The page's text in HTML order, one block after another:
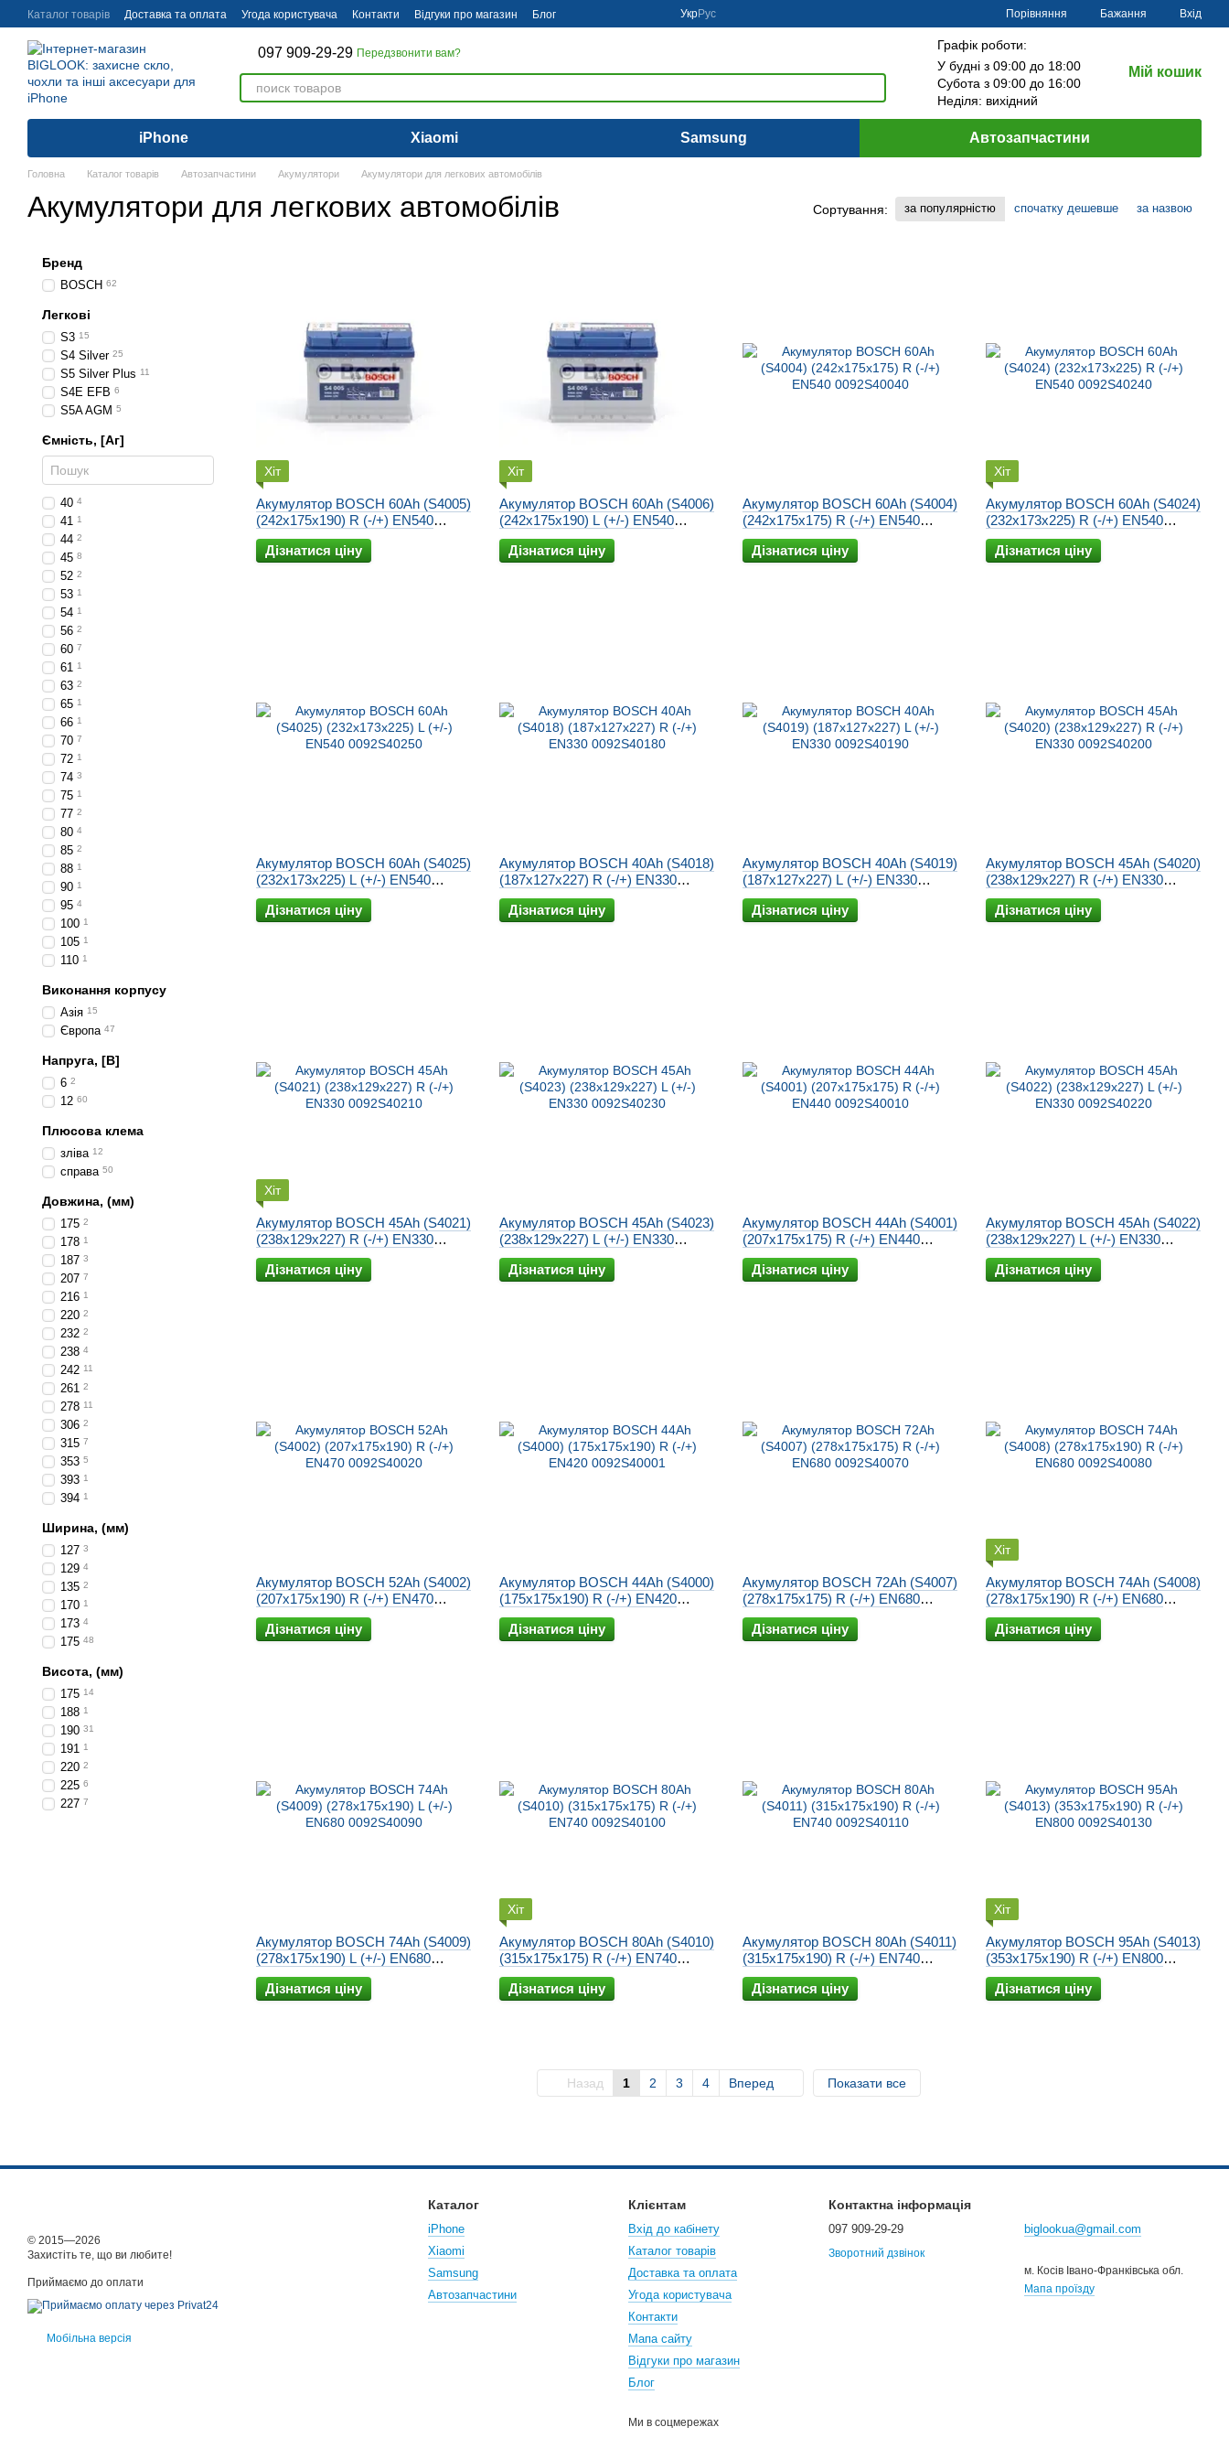
Перейти до основного контенту
Каталог товарів Доставка та оплата Угода користувача Контакти Відгуки про магазин Блог УкрРус Порівняння Бажання Вхід
097 909-29-29 Передзвонити вам?
Графік роботи:
У будні з 09:00 до 18:00
Субота з 09:00 до 16:00
Неділя: вихідний
Мій кошик
iPhone Xiaomi Samsung Автозапчастини
Головна Каталог товарів Автозапчастини Акумулятори Акумулятори для легкових автомобілів
Акумулятори для легкових автомобілів Сортування: за популярністю спочатку дешевше за назвою
Хіт
Акумулятор BOSCH 60Ah (S4005)
(242x175x190) R (-/+) EN540
0092S40050
Дізнатися ціну
Хіт
Акумулятор BOSCH 60Ah (S4006)
(242x175x190) L (+/-) EN540
0092S40060
Дізнатися ціну
Акумулятор BOSCH 60Ah (S4004)
(242x175x175) R (-/+) EN540
0092S40040
Дізнатися ціну
Хіт
Акумулятор BOSCH 60Ah (S4024)
(232x173x225) R (-/+) EN540
0092S40240
Дізнатися ціну
Акумулятор BOSCH 60Ah (S4025)
(232x173x225) L (+/-) EN540
0092S40250
Дізнатися ціну
Акумулятор BOSCH 40Ah (S4018)
(187x127x227) R (-/+) EN330
0092S40180
Дізнатися ціну
Акумулятор BOSCH 40Ah (S4019)
(187x127x227) L (+/-) EN330
0092S40190
Дізнатися ціну
Акумулятор BOSCH 45Ah (S4020)
(238x129x227) R (-/+) EN330
0092S40200
Дізнатися ціну
Хіт
Акумулятор BOSCH 45Ah (S4021)
(238x129x227) R (-/+) EN330
0092S40210
Дізнатися ціну
Акумулятор BOSCH 45Ah (S4023)
(238x129x227) L (+/-) EN330
0092S40230
Дізнатися ціну
Акумулятор BOSCH 44Ah (S4001)
(207x175x175) R (-/+) EN440
0092S40010
Дізнатися ціну
Акумулятор BOSCH 45Ah (S4022)
(238x129x227) L (+/-) EN330
0092S40220
Дізнатися ціну
Акумулятор BOSCH 52Ah (S4002)
(207x175x190) R (-/+) EN470
0092S40020
Дізнатися ціну
Акумулятор BOSCH 44Ah (S4000)
(175x175x190) R (-/+) EN420
0092S40001
Дізнатися ціну
Акумулятор BOSCH 72Ah (S4007)
(278x175x175) R (-/+) EN680
0092S40070
Дізнатися ціну
Хіт
Акумулятор BOSCH 74Ah (S4008)
(278x175x190) R (-/+) EN680
0092S40080
Дізнатися ціну
Акумулятор BOSCH 74Ah (S4009)
(278x175x190) L (+/-) EN680
0092S40090
Дізнатися ціну
Хіт
Акумулятор BOSCH 80Ah (S4010)
(315x175x175) R (-/+) EN740
0092S40100
Дізнатися ціну
Акумулятор BOSCH 80Ah (S4011)
(315x175x190) R (-/+) EN740
0092S40110
Дізнатися ціну
Хіт
Акумулятор BOSCH 95Ah (S4013)
(353x175x190) R (-/+) EN800
0092S40130
Дізнатися ціну
Назад 1 2 3 4 Вперед Показати все
Бренд
BOSCH 62
Легкові
S3 15
S4 Silver 25
S5 Silver Plus 11
S4E EFB 6
S5A AGM 5
Ємність, [Аг]
40 4
41 1
44 2
45 8
52 2
53 1
54 1
56 2
60 7
61 1
63 2
65 1
66 1
70 7
72 1
74 3
75 1
77 2
80 4
85 2
88 1
90 1
95 4
100 1
105 1
110 1
Виконання корпусу
Азія 15
Європа 47
Напруга, [В]
6 2
12 60
Плюсова клема
зліва 12
справа 50
Довжина, (мм)
175 2
178 1
187 3
207 7
216 1
220 2
232 2
238 4
242 11
261 2
278 11
306 2
315 7
353 5
393 1
394 1
Ширина, (мм)
127 3
129 4
135 2
170 1
173 4
175 48
Висота, (мм)
175 14
188 1
190 31
191 1
220 2
225 6
227 7
© 2015—2026
Захистіть те, що ви любите!
Приймаємо до оплати
Мобільна версія
Каталог
iPhone
Xiaomi
Samsung
Автозапчастини
Клієнтам
Вхід до кабінету
Каталог товарів
Доставка та оплата
Угода користувача
Контакти
Мапа сайту
Відгуки про магазин
Блог
Ми в соцмережах
Контактна інформація
097 909-29-29
Зворотний дзвінок
biglookua@gmail.com
м. Косів Івано-Франківська обл.
Мапа проїзду